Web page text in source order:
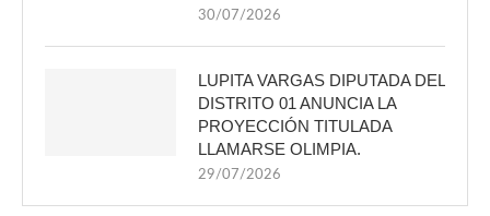
30/07/2026
LUPITA VARGAS DIPUTADA DEL
DISTRITO 01 ANUNCIA LA
PROYECCIÓN TITULADA
LLAMARSE OLIMPIA.
29/07/2026